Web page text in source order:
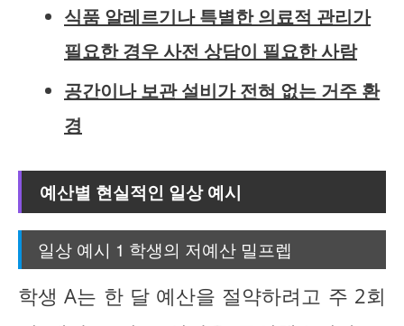
식품 알레르기나 특별한 의료적 관리가
필요한 경우 사전 상담이 필요한 사람
공간이나 보관 설비가 전혀 없는 거주 환
경
예산별 현실적인 일상 예시
일상 예시 1 학생의 저예산 밀프렙
학생 A는 한 달 예산을 절약하려고 주 2회